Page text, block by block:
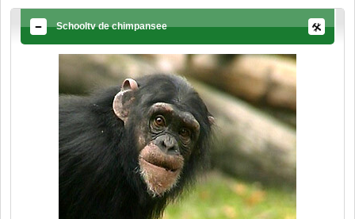
Schooltv de chimpansee